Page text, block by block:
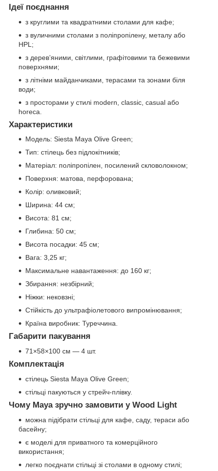
Ідеї поєднання
з круглими та квадратними столами для кафе;
з вуличними столами з поліпропілену, металу або
HPL;
з дерев’яними, світлими, графітовими та бежевими
поверхнями;
з літніми майданчиками, терасами та зонами біля
води;
з просторами у стилі modern, classic, casual або
horeca.
Характеристики
Модель: Siesta Maya Olive Green;
Тип: стілець без підлокітників;
Матеріал: поліпропілен, посилений скловолокном;
Поверхня: матова, перфорована;
Колір: оливковий;
Ширина: 44 см;
Висота: 81 см;
Глибина: 50 см;
Висота посадки: 45 см;
Вага: 3,25 кг;
Максимальне навантаження: до 160 кг;
Збирання: незбірний;
Ніжки: нековзні;
Стійкість до ультрафіолетового випромінювання;
Країна виробник: Туреччина.
Габарити пакування
71×58×100 см — 4 шт.
Комплектація
стілець Siesta Maya Olive Green;
стільці пакуються у стрейч-плівку.
Чому Maya зручно замовити у Wood Light
можна підібрати стільці для кафе, саду, тераси або
басейну;
є моделі для приватного та комерційного
використання;
легко поєднати стільці зі столами в одному стилі;